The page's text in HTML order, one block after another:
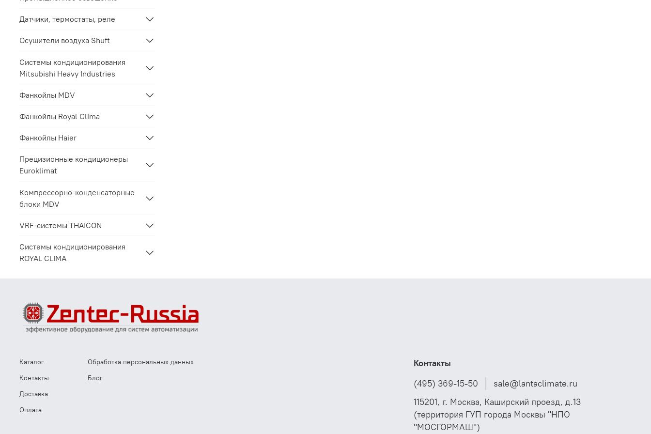
Датчики, термостаты, реле
Осушители воздуха Shuft
Системы кондиционирования
Mitsubishi Heavy Industries
Фанкойлы MDV
Фанкойлы Royal Clima
Фанкойлы Haier
Прецизионные кондиционеры
Euroklimat
Компрессорно-конденсаторные
блоки MDV
VRF-системы THAICON
Системы кондиционирования
ROYAL CLIMA
Каталог
Контакты
Доставка
Оплата
Обработка персональных данных
Блог
Контакты
(495) 369-15-50
sale@lantaclimate.ru
115201, г. Москва, Каширский проезд, д.13
(территория ГУП города Москвы "НПО
"МОСГОРМАШ")